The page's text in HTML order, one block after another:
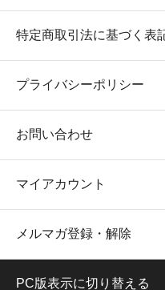
特定商取引法に基づく表
プライバシーポリシー
お問い合わせ
マイアカウント
メルマガ登録・解除
PC版表示に切り替える